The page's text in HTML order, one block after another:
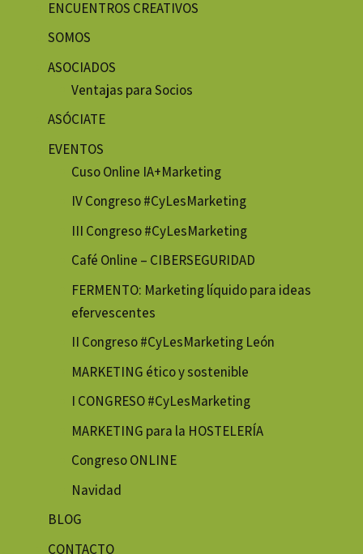
ENCUENTROS CREATIVOS
SOMOS
ASOCIADOS
Ventajas para Socios
ASÓCIATE
EVENTOS
Cuso Online IA+Marketing
IV Congreso #CyLesMarketing
III Congreso #CyLesMarketing
Café Online – CIBERSEGURIDAD
FERMENTO: Marketing líquido para ideas
efervescentes
II Congreso #CyLesMarketing León
MARKETING ético y sostenible
I CONGRESO #CyLesMarketing
MARKETING para la HOSTELERÍA
Congreso ONLINE
Navidad
BLOG
CONTACTO